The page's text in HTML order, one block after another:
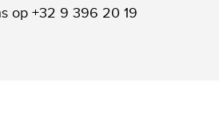
op +32 9 396 20 19